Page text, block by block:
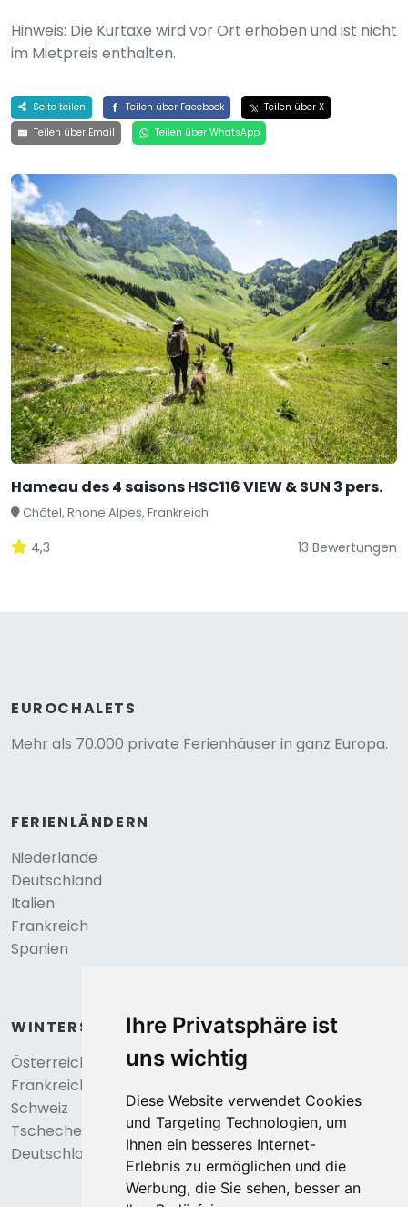
Ihre Privatsphäre ist
uns wichtig
Diese Website verwendet Cookies
und Targeting Technologien, um
Ihnen ein besseres Internet-
Erlebnis zu ermöglichen und die
Werbung, die Sie sehen, besser an
Hinweis: Die Kurtaxe wird vor Ort erhoben und ist nicht
im Mietpreis enthalten.
Seite teilen Teilen über Facebook
Teilen über X
Teilen über Email
Teilen über WhatsApp
Hameau des 4 saisons HSC116 VIEW & SUN 3 pers.
Châtel, Rhone Alpes, Frankreich
4,3 13 Bewertungen
EUROCHALETS
Mehr als 70.000 private Ferienhäuser in ganz Europa.
FERIENLÄNDERN
Niederlande
Deutschland
Italien
Frankreich
Spanien
WINTERSPORT
Österreich
Frankreich
Schweiz
Tschechei
Deutschland